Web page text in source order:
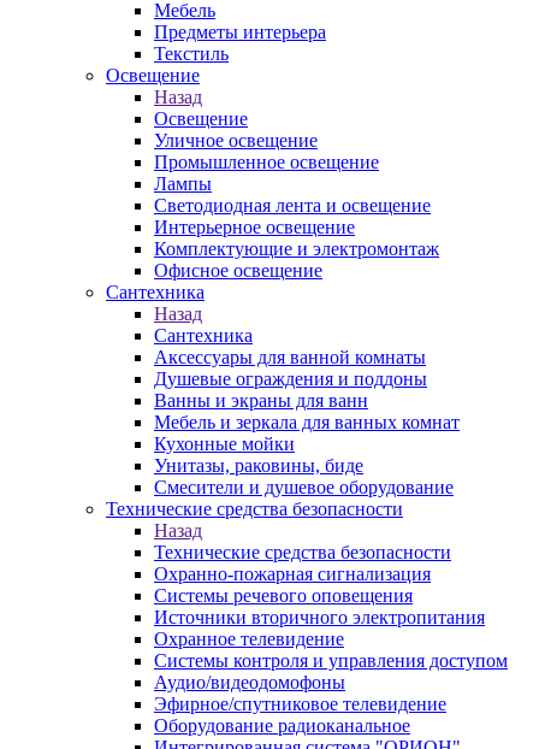
Мебель
Предметы интерьера
Текстиль
Освещение
Назад
Освещение
Уличное освещение
Промышленное освещение
Лампы
Светодиодная лента и освещение
Интерьерное освещение
Комплектующие и электромонтаж
Офисное освещение
Сантехника
Назад
Сантехника
Аксессуары для ванной комнаты
Душевые ограждения и поддоны
Ванны и экраны для ванн
Мебель и зеркала для ванных комнат
Кухонные мойки
Унитазы, раковины, биде
Смесители и душевое оборудование
Технические средства безопасности
Назад
Технические средства безопасности
Охранно-пожарная сигнализация
Системы речевого оповещения
Источники вторичного электропитания
Охранное телевидение
Системы контроля и управления доступом
Аудио/видеодомофоны
Эфирное/спутниковое телевидение
Оборудование радиоканальное